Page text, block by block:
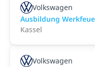
Volkswagen
Ausbildung
Kassel
Volkswagen